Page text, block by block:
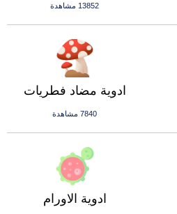
13852 مشاهدة
ادوية مضاد فطريات
7840 مشاهدة
ادوية الاورام